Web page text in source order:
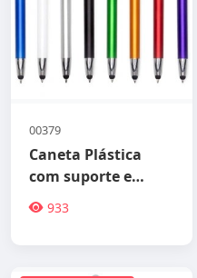
00379
Caneta Plástica
com suporte e
touch na ponta
933